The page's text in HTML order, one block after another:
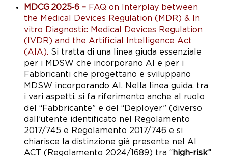
MDCG 2025‑6 – FAQ on Interplay between
the Medical Devices Regulation (MDR) & In
vitro Diagnostic Medical Devices Regulation
(IVDR) and the Artificial Intelligence Act
(AIA). Si tratta d i una linea giuda essenziale
per i MDSW che incorporano AI e per i
Fabbricanti che progettano e sviluppano
MDSW incorporando AI. Nella linea guida, tra
i vari aspetti,si fa riferimento anche al ruolo
del “Fabbricante” e del “Deployer” (diverso
dall’utente identificato nel Regolamento
2017/745 e Regolamento 2017/746 esi
chiarisce la distinzione già presente nel AI
ACT (Regolamento 2024/1689) tra “ high-risk”